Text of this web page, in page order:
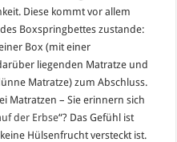
Diese kommt vor allem
Boxspringbettes zustande:
Box (mit einer
liegenden Matratze und
Matratze) zum Abschluss.
Matratzen – Sie erinnern sich
der Erbse“? Das Gefühl ist
Hülsenfrucht versteckt ist.